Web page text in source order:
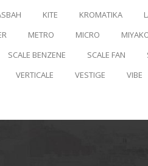
KITE KROMATIKA
METRO MICRO
SCALE BENZENE SCALE FAN
VERTICALE VESTIGE VIBE